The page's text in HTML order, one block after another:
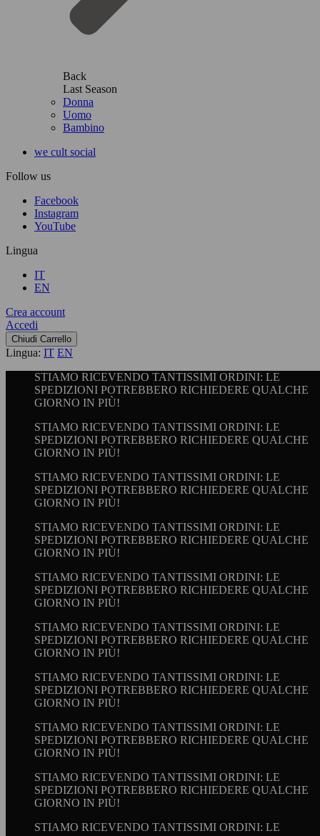
Back
Last Season
Donna
Uomo
Bambino
we cult social
Follow us
Facebook
Instagram
YouTube
Lingua
IT
EN
Crea account
Accedi
Chiudi Carrello
Lingua: IT EN
STIAMO RICEVENDO TANTISSIMI ORDINI: LE
SPEDIZIONI POTREBBERO RICHIEDERE QUALCHE
GIORNO IN PIÙ!
STIAMO RICEVENDO TANTISSIMI ORDINI: LE
SPEDIZIONI POTREBBERO RICHIEDERE QUALCHE
GIORNO IN PIÙ!
STIAMO RICEVENDO TANTISSIMI ORDINI: LE
SPEDIZIONI POTREBBERO RICHIEDERE QUALCHE
GIORNO IN PIÙ!
STIAMO RICEVENDO TANTISSIMI ORDINI: LE
SPEDIZIONI POTREBBERO RICHIEDERE QUALCHE
GIORNO IN PIÙ!
STIAMO RICEVENDO TANTISSIMI ORDINI: LE
SPEDIZIONI POTREBBERO RICHIEDERE QUALCHE
GIORNO IN PIÙ!
STIAMO RICEVENDO TANTISSIMI ORDINI: LE
SPEDIZIONI POTREBBERO RICHIEDERE QUALCHE
GIORNO IN PIÙ!
STIAMO RICEVENDO TANTISSIMI ORDINI: LE
SPEDIZIONI POTREBBERO RICHIEDERE QUALCHE
GIORNO IN PIÙ!
STIAMO RICEVENDO TANTISSIMI ORDINI: LE
SPEDIZIONI POTREBBERO RICHIEDERE QUALCHE
GIORNO IN PIÙ!
STIAMO RICEVENDO TANTISSIMI ORDINI: LE
SPEDIZIONI POTREBBERO RICHIEDERE QUALCHE
GIORNO IN PIÙ!
STIAMO RICEVENDO TANTISSIMI ORDINI: LE